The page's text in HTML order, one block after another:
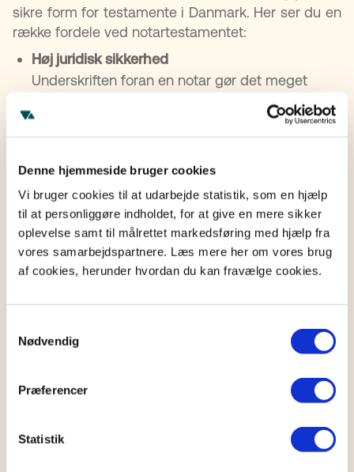
Denne hjemmeside bruger cookies
Vi bruger cookies til at udarbejde statistik, som en hjælp
til at personliggøre indholdet, for at give en mere sikker
oplevelse samt til målrettet markedsføring med hjælp fra
vores samarbejdspartnere. Læs mere her om vores brug
af cookies, herunder hvordan du kan fravælge cookies.
Nødvendig
Præferencer
Statistik
sikre form for testamente i Danmark. Her ser du en
række fordele ved notartestamentet:
Høj juridisk sikkerhed
Underskriften foran en notar gør det meget
vanskeligt at anfægte testamentets gyldighed.
Registrering i Centralregistret for Testamenter
dør, intet bliver glemt eller væk.
Bevis for din mentale tilstand
Notaren sikrer, at du er ved dine fulde fem,
hvilket kan være med til at forhindre senere
indsigelser.
Beskytter mod konflikter
Med et notartestamente får du den højeste grad af
sikkerhed for, at dine ønsker bliver fulgt, og dine
efterladte undgår unødige bekymringer og